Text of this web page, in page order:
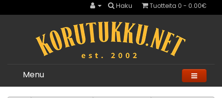
Haku Tuotteita 0 - 0.00€
Menu